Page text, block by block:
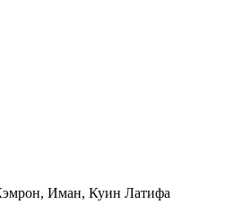
Иман, Куин Латифа